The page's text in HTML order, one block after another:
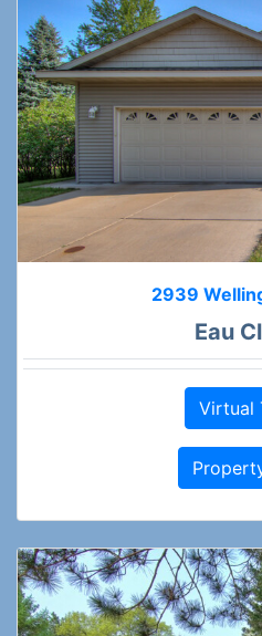
2939
Eau
Virtual